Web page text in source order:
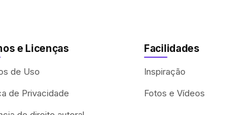
e Licenças
de Uso
de Privacidade
Facilidades
Inspiração
Fotos e Vídeos